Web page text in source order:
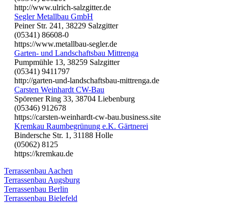
http://www.ulrich-salzgitter.de
Segler Metallbau GmbH
Peiner Str. 241, 38229 Salzgitter
(05341) 86608-0
https://www.metallbau-segler.de
Garten- und Landschaftsbau Mittrenga
Pumpmühle 13, 38259 Salzgitter
(05341) 9411797
http://garten-und-landschaftsbau-mittrenga.de
Carsten Weinhardt CW-Bau
Spörener Ring 33, 38704 Liebenburg
(05346) 912678
https://carsten-weinhardt-cw-bau.business.site
Kremkau Raumbegrünung e.K. Gärtnerei
Bindersche Str. 1, 31188 Holle
(05062) 8125
https://kremkau.de
Terrassenbau Aachen
Terrassenbau Augsburg
Terrassenbau Berlin
Terrassenbau Bielefeld